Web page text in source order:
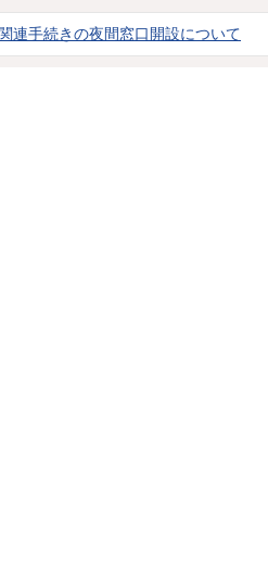
連手続きの夜間窓口開設について